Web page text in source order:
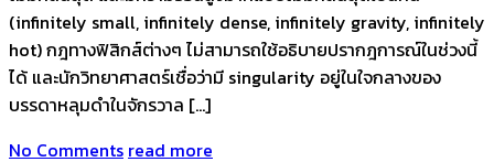
(infinitely small, infinitely dense, infinitely gravity, infinitely
hot) กฎทางฟิสิกส์ต่างๆ ไม่สามารถใช้อธิบายปรากฎการณ์ในช่วงนี้
ได้ และนักวิทยาศาสตร์เชื่อว่ามี singularity อยู่ในใจกลางของ
บรรดาหลุมดำในจักรวาล […]
No Comments read more